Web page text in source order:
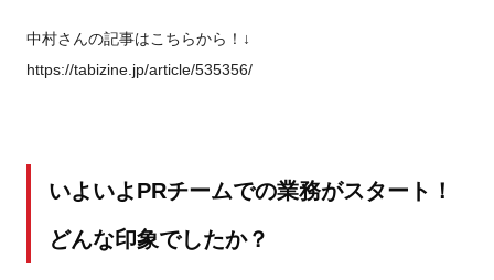
中村さんの記事はこちらから！↓
https://tabizine.jp/article/535356/
いよいよPRチームでの業務がスタート！
どんな印象でしたか？